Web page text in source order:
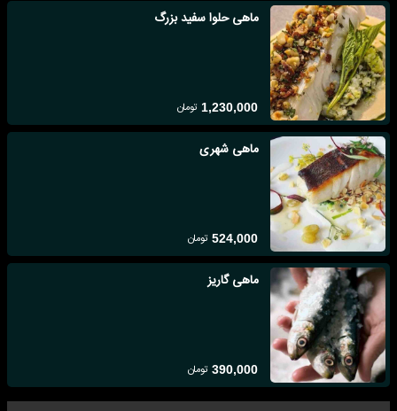
ماهی حلوا سفید بزرگ
1,230,000 تومان
ماهی شهری
524,000 تومان
ماهی گاریز
390,000 تومان